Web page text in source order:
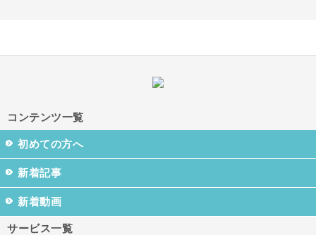
コンテンツ一覧
初めての方へ
新着記事
新着動画
サービス一覧